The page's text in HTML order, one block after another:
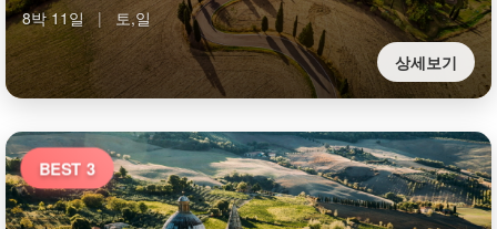
8박 11일 |
토,일
상세보기
BEST 3